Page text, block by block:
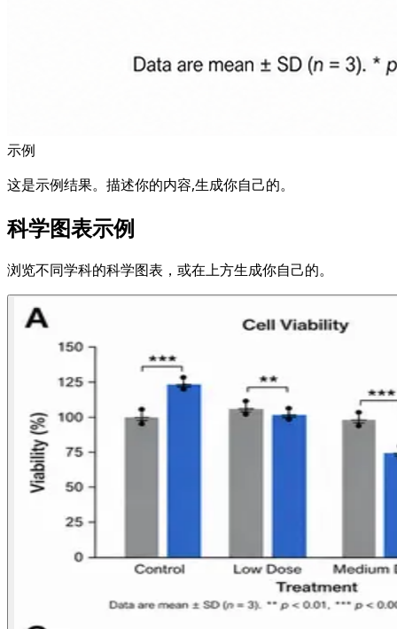
示例
这是示例结果。描述你的内容,生成你自己的。
科学图表示例
浏览不同学科的科学图表，或在上方生成你自己的。